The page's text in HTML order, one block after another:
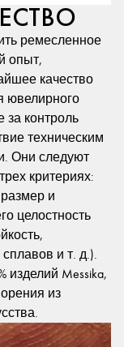
ремесленное
опыт,
качество
ювелирного
контроль
техническим
Они следуют
критериях:
и
целостность
и т. д.).
Messika,
из